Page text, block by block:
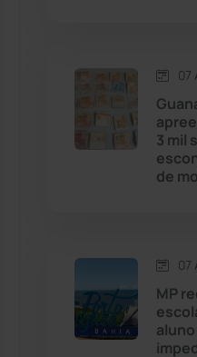
Caturama
Chapada
Cordeiros
Dom Basílio
07
3 mil
de
07
MP